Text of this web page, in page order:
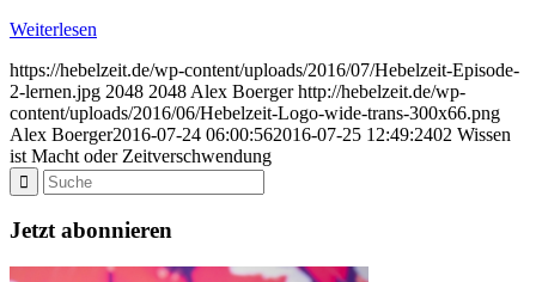
Weiterlesen
https://hebelzeit.de/wp-content/uploads/2016/07/Hebelzeit-Episode-
2-lernen.jpg 2048 2048 Alex Boerger http://hebelzeit.de/wp-
content/uploads/2016/06/Hebelzeit-Logo-wide-trans-300x66.png
Alex Boerger2016-07-24 06:00:562016-07-25 12:49:2402 Wissen
ist Macht oder Zeitverschwendung
Jetzt abonnieren